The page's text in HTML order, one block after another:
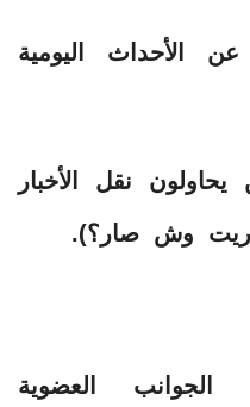
الأحداث اليومية
نقل الأخبار
وش صار؟).
العضوية